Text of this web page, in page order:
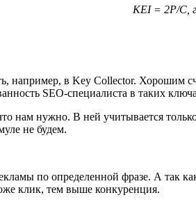
KEI = 2P/C,
например, в Key Collector. Хорошим
SEO-специалиста в таких
нам нужно. В ней учитывается
не будем.
по определенной фразе. А так
клик, тем выше конкуренция.